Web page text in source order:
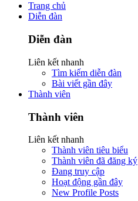
Trang chủ
Diễn đàn
Diễn đàn
Liên kết nhanh
Tìm kiếm diễn đàn
Bài viết gần đây
Thành viên
Thành viên
Liên kết nhanh
Thành viên tiêu biểu
Thành viên đã đăng ký
Đang truy cập
Hoạt động gần đây
New Profile Posts